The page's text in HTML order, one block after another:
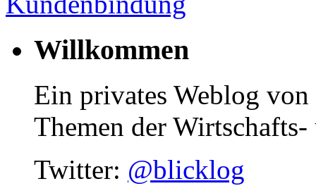
Willkommen
Ein privates Weblog von
Themen der
Twitter: @blicklog